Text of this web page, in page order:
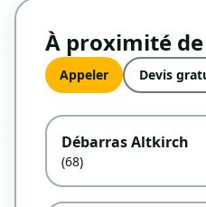
À proximité
Appeler Devis
Débarras Altkirch
(68)